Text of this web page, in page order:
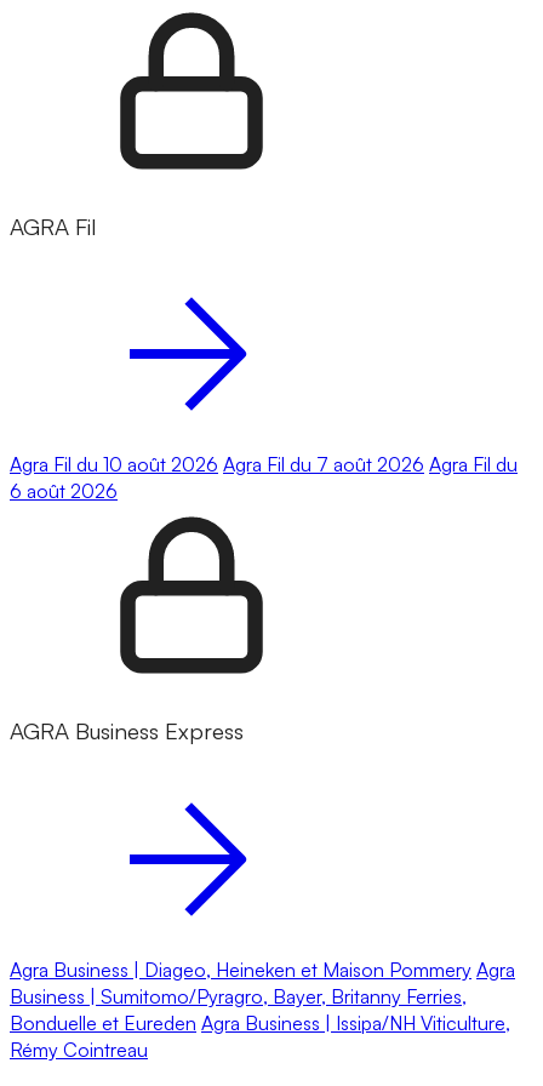
AGRA Fil
Agra Fil du 10 août 2026 Agra Fil du 7 août 2026 Agra Fil du
6 août 2026
AGRA Business Express
Agra Business | Diageo, Heineken et Maison Pommery Agra
Business | Sumitomo/Pyragro, Bayer, Britanny Ferries,
Bonduelle et Eureden Agra Business | Issipa/NH Viticulture,
Rémy Cointreau